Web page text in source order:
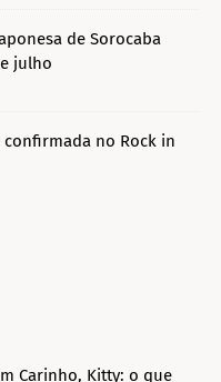
de Sorocaba
julho
confirmada no Rock in
Carinho, Kitty: o que